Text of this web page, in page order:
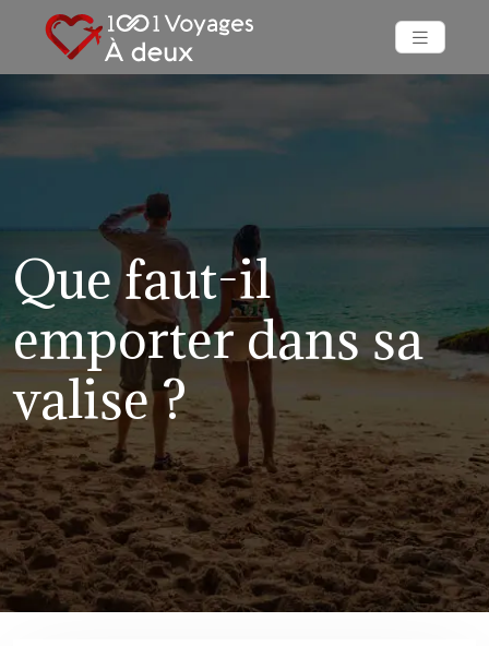
Que faut-il
emporter dans sa
valise ?